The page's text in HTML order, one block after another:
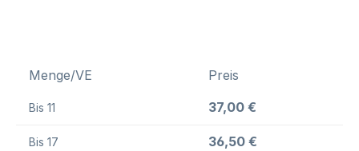
Menge/VE Preis
Bis 11 37,00 €
Bis 17 36,50 €